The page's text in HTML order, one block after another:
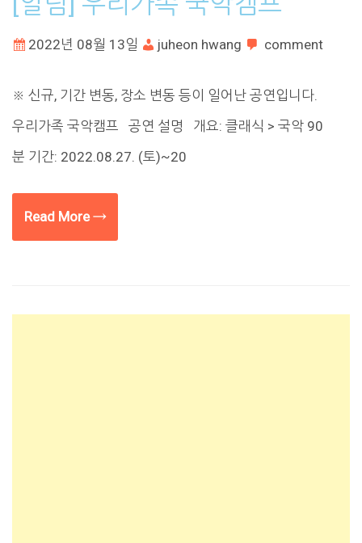
2022년 08월 13일 juheon hwang comment
※ 신규, 기간 변동, 장소 변동 등이 일어난 공연입니다.
우리가족 국악캠프 공연 설명 개요: 클래식 > 국악 90
분 기간: 2022.08.27. (토)~20
Read More →